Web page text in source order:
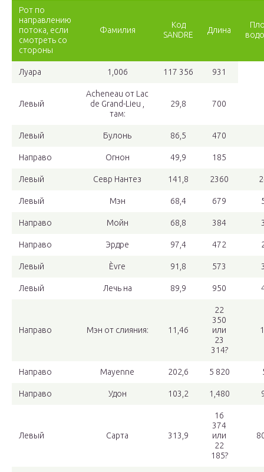
Рот по
направлению
потока, если
смотреть со
стороны
Фамилия
Код
SANDRE
Длина
Луара 1,006 117 356 931
Левый
Acheneau от Lac
de Grand-Lieu ,
там:
29,8 700
Левый Булонь 86,5 470
Направо Огнон 49,9 185
Левый Севр Нантез 141,8 2360
Левый Мэн 68,4 679
Направо Мойн 68,8 384
Направо Эрдре 97,4 472
Левый Èvre 91,8 573
Левый Лечь на 89,9 950
Направо Мэн от слияния: 11,46
22
350
или
23
314?
Направо Mayenne 202,6 5 820
Направо Удон 103,2 1,480
Левый Сарта 313,9
16
374
или
22
185?